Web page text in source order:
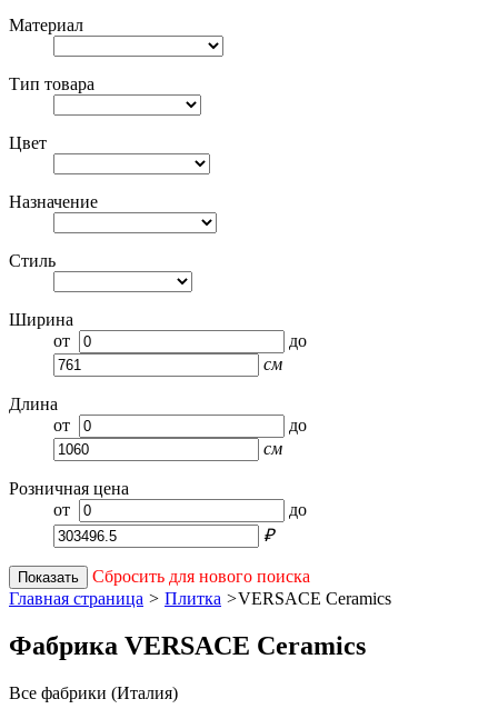
Материал
Тип товара
Цвет
Назначение
Стиль
Ширина
от
до
см
Длина
от
до
см
Розничная цена
от
до
₽
Показать
Сбросить для нового поиска
Главная страница > Плитка >VERSACE Ceramics
Фабрика VERSACE Ceramics
Все фабрики (Италия)